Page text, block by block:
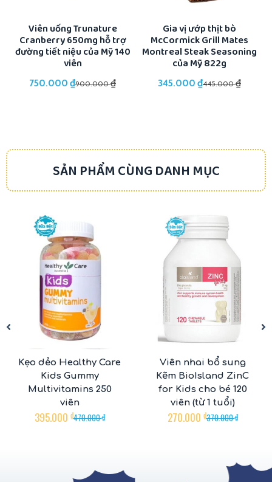
Viên uống Trunature
Cranberry 650mg hỗ trợ
đường tiết niệu của Mỹ 140
viên
900.000₫
750.000 ₫
Gia vị ướp thịt bò
McCormick Grill Mates
Montreal Steak Seasoning
của Mỹ 822g
445.000₫
345.000 ₫
SẢN PHẨM CÙNG DANH MỤC
Kẹo dẻo Healthy Care
Kids Gummy
Multivitamins 250
viên
470.000₫
395.000 ₫
Viên nhai bổ sung
Kẽm BioIsland ZinC
for Kids cho bé 120
viên (từ 1 tuổi)
370.000₫
270.000 ₫